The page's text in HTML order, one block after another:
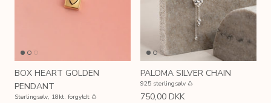
BOX HEART GOLDEN
PENDANT
Sterlingsølv, 18kt. forgyldt ♺
PALOMA SILVER CHAIN
925 sterlingsølv ♺
750,00 DKK